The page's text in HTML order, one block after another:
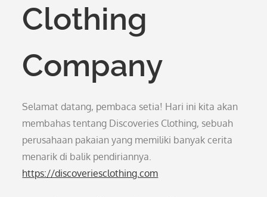
Clothing
Company
Selamat datang, pembaca setia! Hari ini kita akan
membahas tentang Discoveries Clothing, sebuah
perusahaan pakaian yang memiliki banyak cerita
menarik di balik pendiriannya.
https://discoveriesclothing.com